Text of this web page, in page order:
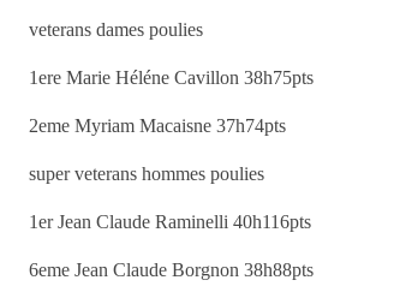
veterans dames poulies
1ere Marie Héléne Cavillon 38h75pts
2eme Myriam Macaisne 37h74pts
super veterans hommes poulies
1er Jean Claude Raminelli 40h116pts
6eme Jean Claude Borgnon 38h88pts